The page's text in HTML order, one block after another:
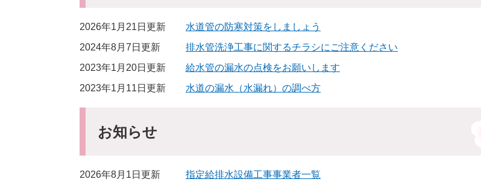
2026年1月21日更新
水道管の防寒対策をしましょう
2024年8月7日更新
排水管洗浄工事に関するチラシにご注意ください
2023年1月20日更新
給水管の漏水の点検をお願いします
2023年1月11日更新
水道の漏水（水漏れ）の調べ方
お知らせ
2026年8月1日更新
指定給排水設備工事事業者一覧